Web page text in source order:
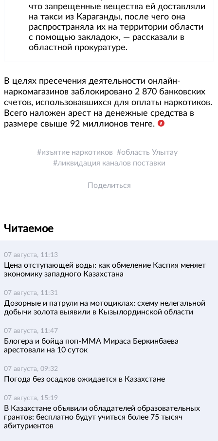
что запрещенные вещества ей доставляли
на такси из Караганды, после чего она
распространяла их на территории области
с помощью закладок», — рассказали в
областной прокуратуре.
В целях пресечения деятельности онлайн-
наркомагазинов заблокировано 2 870 банковских
счетов, использовавшихся для оплаты наркотиков.
Всего наложен арест на денежные средства в
размере свыше 92 миллионов тенге.
изъятие наркотиков
область Улытау
ликвидация каналов поставки
Поделиться
Читаемое
07 августа, 11:13
Цена отступающей воды: как обмеление Каспия меняет
экономику западного Казахстана
07 августа, 11:31
Дозорные и патрули на мотоциклах: схему нелегальной
добычи золота выявили в Кызылординской области
07 августа, 11:47
Блогера и бойца поп-ММА Мираса Беркинбаева
арестовали на 10 суток
07 августа, 09:32
Погода без осадков ожидается в Казахстане
07 августа, 15:19
В Казахстане объявили обладателей образовательных
грантов: бесплатно будут учиться более 75 тысяч
абитуриентов